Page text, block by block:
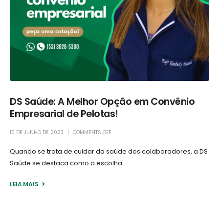
DS Saúde: A Melhor Opção em Convênio
Empresarial de Pelotas!
15 DE JUNHO DE 2023 COMMENTS OFF
Quando se trata de cuidar da saúde dos colaboradores, a DS
Saúde se destaca como a escolha...
LEIA MAIS +